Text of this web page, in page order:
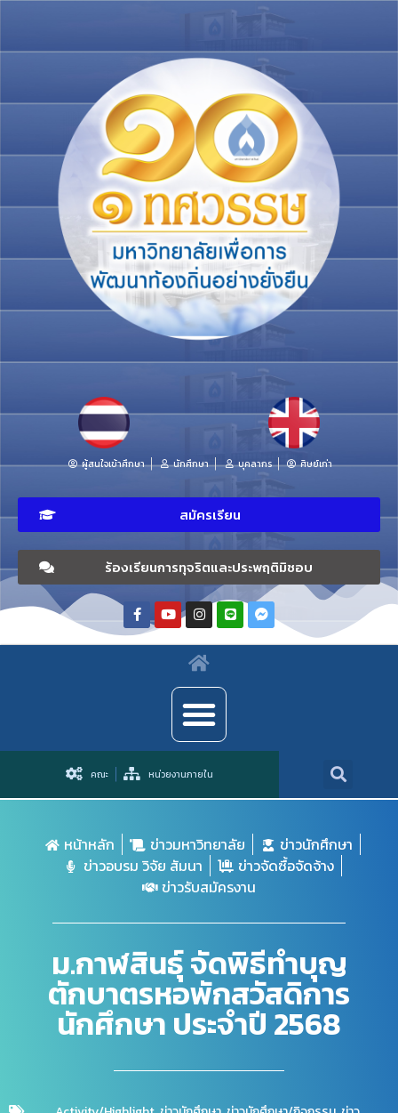
ผู้สนใจเข้าศึกษา นักศึกษา บุคลากร ศิษย์เก่า
สมัครเรียน
ร้องเรียนการทุจริตและประพฤติมิชอบ
คณะ หน่วยงานภายใน
หน้าหลัก ข่าวมหาวิทยาลัย
ข่าวนักศึกษา
ข่าวอบรม วิจัย สัมนา
ข่าวจัดซื้อจัดจ้าง
ข่าวรับสมัครงาน
ม.กาฬสินธุ์ จัดพิธีทำบุญ
ตักบาตรหอพักสวัสดิการ
นักศึกษา ประจำปี 2568